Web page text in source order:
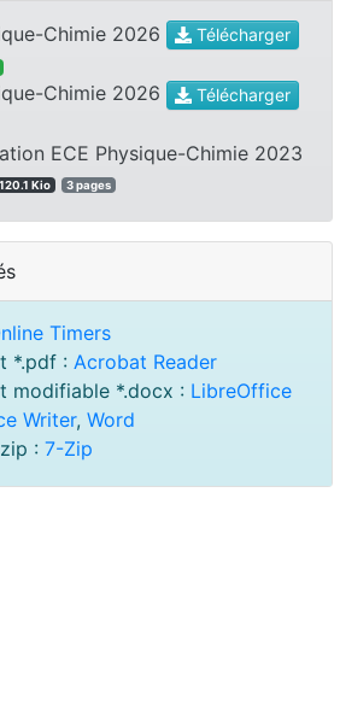
Chimie 2026 Télécharger
Chimie 2026 Télécharger
ECE Physique-Chimie 2023
120.1 Kio 3 pages
Timers
*.pdf : Acrobat Reader
modifiable *.docx : LibreOffice
Writer, Word
: 7-Zip